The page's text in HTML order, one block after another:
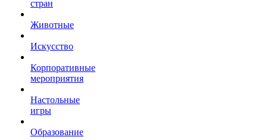
стран
Животные
Искусство
Корпоративные
мероприятия
Настольные
игры
Образование